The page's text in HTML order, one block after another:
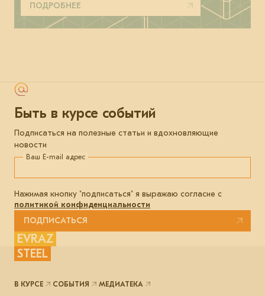
ПОДРОБНЕЕ
Быть в курсе событий
Подписаться на полезные статьи и вдохновляющие
новости
Ваш E-mail адрес
Нажимая кнопку "подписаться" я выражаю согласие с
политикой конфиденциальности
ПОДПИСАТЬСЯ
EVRAZ
STEEL
В КУРСЕ СОБЫТИЯ МЕДИАТЕКА